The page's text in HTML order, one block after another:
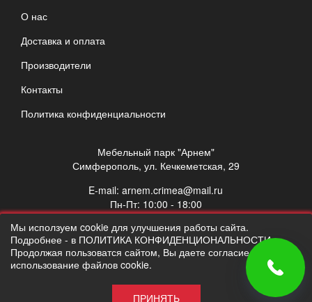
О нас
Доставка и оплата
Производители
Контакты
Политика конфиденциальности
Мебельный парк "Арнем"
Симферополь, ул. Кечкеметская, 29
E-mail:arnem.crimea@mail.ru
Пн-Пт: 10:00 - 18:00
Сб: 10:00 - 17:00
Вс: выходной
Мы исползуем cookie для улучшения работы сайта.
Подробнее - в ПОЛИТИКА КОНФИДЕНЦИОНАЛЬНОСТИ.
Продолжая пользоватся сайтом, Вы даете согласие на
использование файлов cookie.
ПРИНЯТЬ